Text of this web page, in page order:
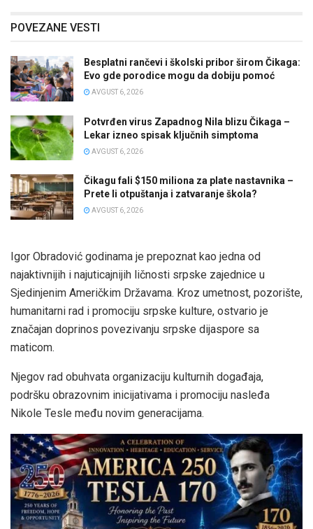
POVEZANE VESTI
Besplatni rančevi i školski pribor širom Čikaga:
Evo gde porodice mogu da dobiju pomoć
AVGUST 6, 2026
Potvrđen virus Zapadnog Nila blizu Čikaga –
Lekar izneo spisak ključnih simptoma
AVGUST 6, 2026
Čikagu fali $150 miliona za plate nastavnika –
Prete li otpuštanja i zatvaranje škola?
AVGUST 6, 2026
Igor Obradović godinama je prepoznat kao jedna od
najaktivnijih i najuticajnijih ličnosti srpske zajednice u
Sjedinjenim Američkim Državama. Kroz umetnost, pozorište,
humanitarni rad i promociju srpske kulture, ostvario je
značajan doprinos povezivanju srpske dijaspore sa
maticom.
Njegov rad obuhvata organizaciju kulturnih događaja,
podršku obrazovnim inicijativama i promociju nasleđa
Nikole Tesle među novim generacijama.